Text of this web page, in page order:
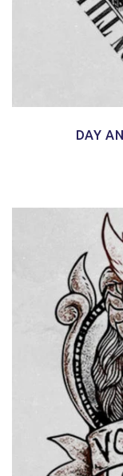
DAY